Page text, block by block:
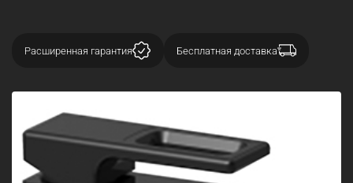
Расширенная гарантия Бесплатная доставка